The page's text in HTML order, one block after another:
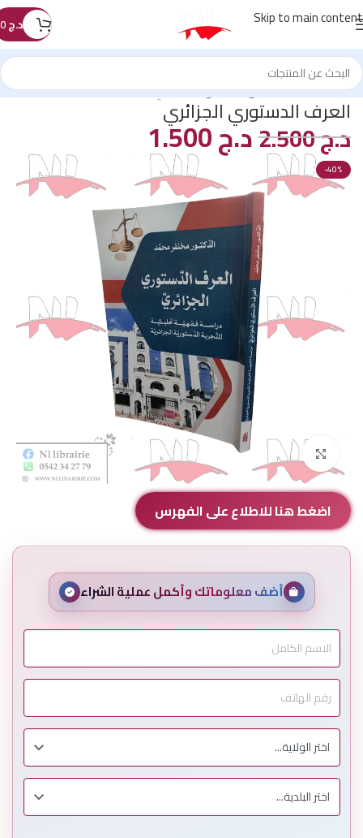
Skip to main content د.ج
الرئيسية/كتب القانون/القانون الدستوري
العرف الدستوري الجزائري
د.ج2.500 د.ج
-40%
Click to enlarge
اضغط هنا للاطلاع على الفهرس
أضف معلوماتك وأكمل عملية الشراء